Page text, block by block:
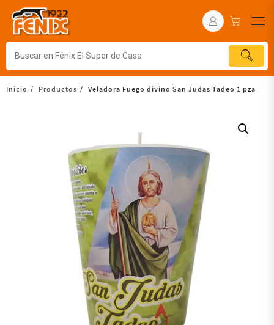
Inicio Productos Veladora Fuego divino San Judas Tadeo 1 pza